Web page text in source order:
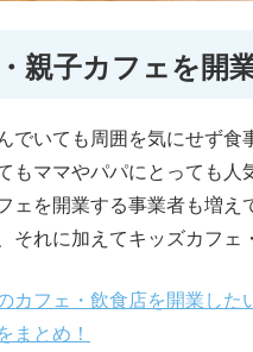
親子カフェを開
でいても周囲を気にせず
もママやパパにとっても
ェを開業する事業者も増
それに加えてキッズカフェ
のカフェ・飲食店を開業し
まとめ！